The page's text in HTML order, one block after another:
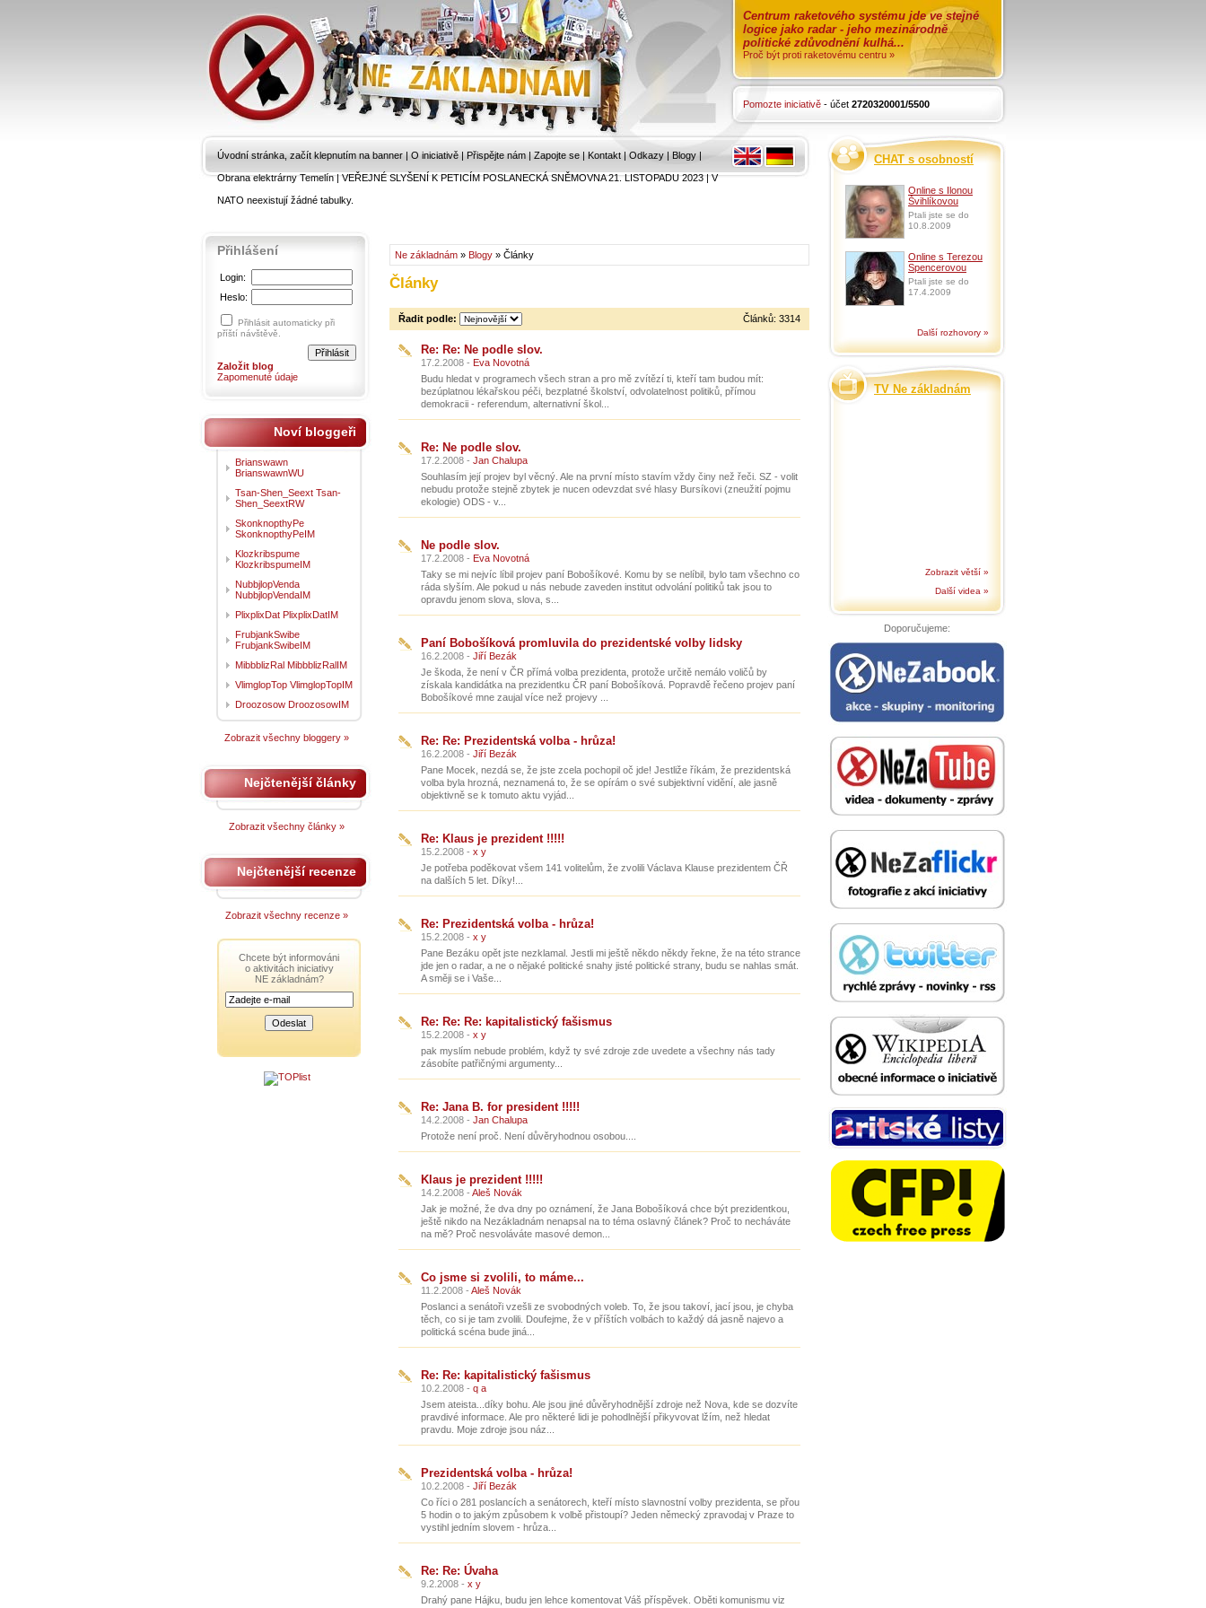
Centrum raketového systému jde ve stejné
logice jako radar - jeho mezinárodně
politické zdůvodnění kulhá...
Proč být proti raketovému centru »
Pomozte iniciativě - účet 2720320001/5500
Úvodní stránka, začít klepnutím na banner | O iniciativě | Přispějte nám | Zapojte se | Kontakt | Odkazy | Blogy |
Obrana elektrárny Temelín|VEŘEJNÉ SLYŠENÍ K PETICÍM POSLANECKÁ SNĚMOVNA 21. LISTOPADU 2023|V
NATO neexistují žádné tabulky.
Ne základnám » Blogy » Články
Články
Článků: 3314
Řadit podle:
Re: Re: Ne podle slov.
17.2.2008 - Eva Novotná
Budu hledat v programech všech stran a pro mě zvítězí ti, kteří tam budou mít:
bezúplatnou lékařskou péči, bezplatné školství, odvolatelnost politiků, přímou
demokracii - referendum, alternativní škol...
Re: Ne podle slov.
17.2.2008 - Jan Chalupa
Souhlasím její projev byl věcný. Ale na první místo stavím vždy činy než řeči. SZ - volit
nebudu protože stejně zbytek je nucen odevzdat své hlasy Bursíkovi (zneužití pojmu
ekologie) ODS - v...
Ne podle slov.
17.2.2008 - Eva Novotná
Taky se mi nejvíc líbil projev paní Bobošíkové. Komu by se nelíbil, bylo tam všechno co
ráda slyším. Ale pokud u nás nebude zaveden institut odvolání politiků tak jsou to
opravdu jenom slova, slova, s...
Paní Bobošíková promluvila do prezidentské volby lidsky
16.2.2008 - Jiří Bezák
Je škoda, že není v ČR přímá volba prezidenta, protože určitě nemálo voličů by
získala kandidátka na prezidentku ČR paní Bobošíková. Popravdě řečeno projev paní
Bobošíkové mne zaujal více než projevy ...
Re: Re: Prezidentská volba - hrůza!
16.2.2008 - Jiří Bezák
Pane Mocek, nezdá se, že jste zcela pochopil oč jde! Jestliže říkám, že prezidentská
volba byla hrozná, neznamená to, že se opírám o své subjektivní vidění, ale jasně
objektivně se k tomuto aktu vyjád...
Re: Klaus je prezident !!!!!
15.2.2008 - x y
Je potřeba poděkovat všem 141 volitelům, že zvolili Václava Klause prezidentem ČŘ
na dalších 5 let. Díky!...
Re: Prezidentská volba - hrůza!
15.2.2008 - x y
Pane Bezáku opět jste nezklamal. Jestli mi ještě někdo někdy řekne, že na této strance
jde jen o radar, a ne o nějaké politické snahy jisté politické strany, budu se nahlas smát.
A směji se i Vaše...
Re: Re: Re: kapitalistický fašismus
15.2.2008 - x y
pak myslím nebude problém, když ty své zdroje zde uvedete a všechny nás tady
zásobíte patřičnými argumenty...
Re: Jana B. for president !!!!!
14.2.2008 - Jan Chalupa
Protože není proč. Není důvěryhodnou osobou....
Klaus je prezident !!!!!
14.2.2008 - Aleš Novák
Jak je možné, že dva dny po oznámení, že Jana Bobošíková chce být prezidentkou,
ještě nikdo na Nezákladnám nenapsal na to téma oslavný článek? Proč to necháváte
na mě? Proč nesvoláváte masové demon...
Co jsme si zvolili, to máme...
11.2.2008 - Aleš Novák
Poslanci a senátoři vzešli ze svobodných voleb. To, že jsou takoví, jací jsou, je chyba
těch, co si je tam zvolili. Doufejme, že v příštích volbách to každý dá jasně najevo a
politická scéna bude jiná...
Re: Re: kapitalistický fašismus
10.2.2008 - q a
Jsem ateista...díky bohu. Ale jsou jiné důvěryhodnější zdroje než Nova, kde se dozvíte
pravdivé informace. Ale pro některé lidi je pohodlnější přikyvovat lžím, než hledat
pravdu. Moje zdroje jsou náz...
Prezidentská volba - hrůza!
10.2.2008 - Jiří Bezák
Co říci o 281 poslancích a senátorech, kteří místo slavnostní volby prezidenta, se přou
5 hodin o to jakým způsobem k volbě přistoupí? Jeden německý zpravodaj v Praze to
vystihl jedním slovem - hrůza...
Re: Re: Úvaha
9.2.2008 - x y
Drahý pane Hájku, budu jen lehce komentovat Váš příspěvek. Oběti komunismu viz
Přihlášení
Login:
Heslo:
Přihlásit automaticky při
příští návštěvě.
Založit blog
Zapomenuté údaje
Noví bloggeři
Brianswawn
BrianswawnWU
Tsan-Shen_Seext Tsan-
Shen_SeextRW
SkonknopthyPe
SkonknopthyPeIM
Klozkribspume
KlozkribspumeIM
NubbjlopVenda
NubbjlopVendaIM
PlixplixDat PlixplixDatIM
FrubjankSwibe
FrubjankSwibeIM
MibbblizRal MibbblizRalIM
VlimglopTop VlimglopTopIM
Droozosow DroozosowIM
Zobrazit všechny bloggery »
Nejčtenější články
Zobrazit všechny články »
Nejčtenější recenze
Zobrazit všechny recenze »
Chcete být informováni
o aktivitách iniciativy
NE základnám?
CHAT s osobností
Online s Ilonou
Švihlíkovou
Ptali jste se do
10.8.2009
Online s Terezou
Spencerovou
Ptali jste se do
17.4.2009
Další rozhovory »
TV Ne základnám
Zobrazit větší »
Další videa »
Doporučujeme: